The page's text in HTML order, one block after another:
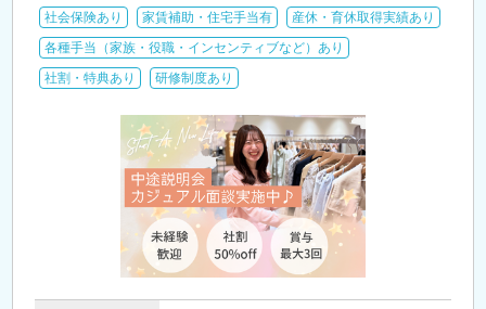
社会保険あり
家賃補助・住宅手当有
産休・育休取得実績あり
各種手当（家族・役職・インセンティブなど）あり
社割・特典あり
研修制度あり